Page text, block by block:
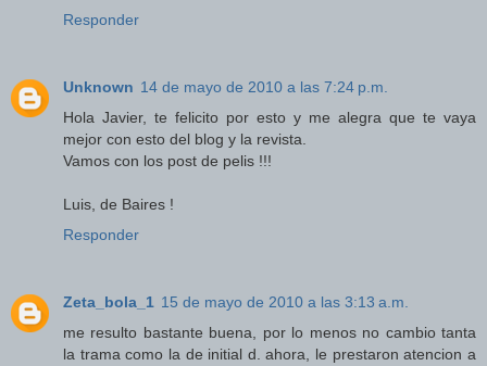
Responder
Unknown 14 de mayo de 2010 a las 7:24 p.m.
Hola Javier, te felicito por esto y me alegra que te vaya
mejor con esto del blog y la revista.
Vamos con los post de pelis !!!
Luis, de Baires !
Responder
Zeta_bola_1 15 de mayo de 2010 a las 3:13 a.m.
me resulto bastante buena, por lo menos no cambio tanta
la trama como la de initial d. ahora, le prestaron atencion a